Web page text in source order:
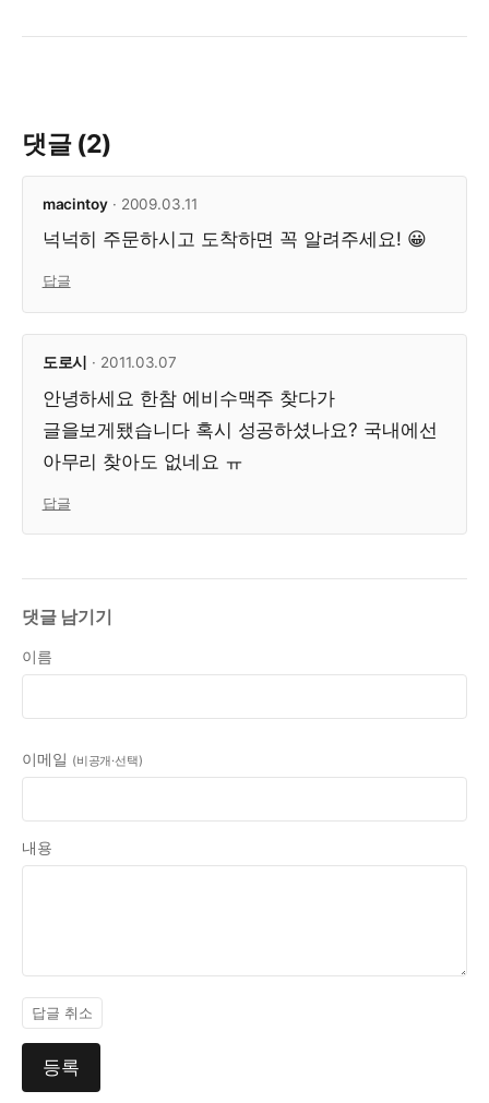
댓글 (2)
macintoy· 2009.03.11
넉넉히 주문하시고 도착하면 꼭 알려주세요! 😀
답글
도로시 · 2011.03.07
안녕하세요 한참 에비수맥주 찾다가
글을보게됐습니다 혹시 성공하셨나요? 국내에선
아무리 찾아도 없네요 ㅠ
답글
댓글 남기기
이름
이메일 (비공개·선택)
내용
답글 취소
등록